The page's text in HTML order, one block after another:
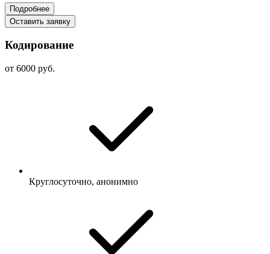
Подробнее
Оставить заявку
Кодирование
от 6000 руб.
Круглосуточно, анонимно